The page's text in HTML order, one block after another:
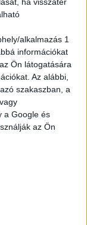
alkalmazás 1
információkat
Ön látogatására
Az alábbi,
szakaszban, a
a Google és
az Ön
a
(étteremtől
tényleg
dobj egy